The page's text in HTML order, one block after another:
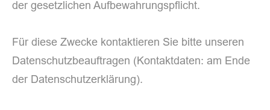
der gesetzlichen Aufbewahrungspflicht.
Für diese Zwecke kontaktieren Sie bitte unseren
Datenschutzbeauftragen (Kontaktdaten: am Ende
der Datenschutzerklärung).